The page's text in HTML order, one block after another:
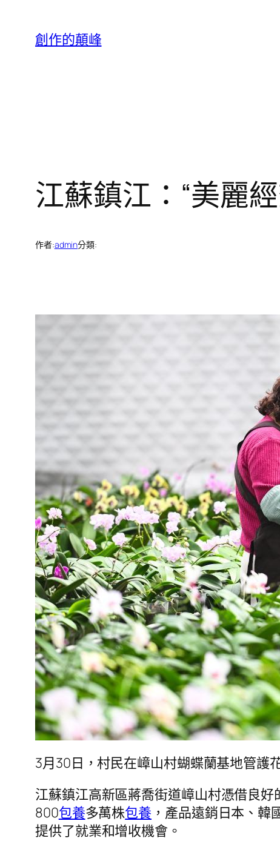
創作的顛峰
江蘇鎮江：“美麗
作者:admin分類:
3月30日，村民在嶂山村蝴蝶蘭基地管護
江蘇鎮江高新區蔣喬街道嶂山村憑借良
800包養多萬株包養 ，產品遠銷日本、
提供了就業和增收機會。